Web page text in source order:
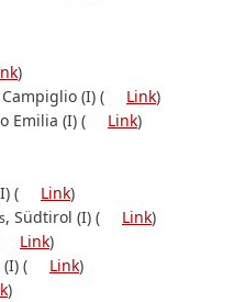
)
(I) ( Link)
Emilia (I) ( Link)
( Link)
, Südtirol (I) ( Link)
Link)
( Link)
)